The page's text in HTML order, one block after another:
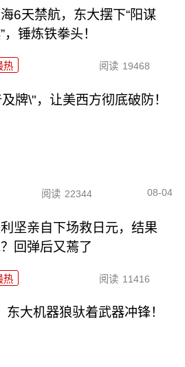
6天禁航，东大摆下“阳谋
，锤炼铁拳头！
热 阅读 19468
牌\"，让美西方彻底破防！
阅读 22344 08-04
坚亲自下场救日元，结果
回弹后又蔫了
热 阅读 11416
大机器狼驮着武器冲锋！